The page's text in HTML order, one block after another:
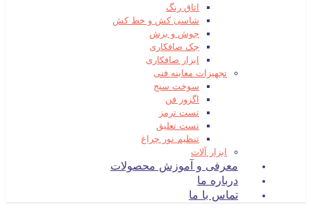
اتاق رنگ
شاسی کش و خط کش
جوش و برش
جک صافکاری
ابزار صافکاری
تجهیزات معاینه فنی
سوخت سنج
اگزوز فن
تست ترمز
تست تعلیق
تنظیم نور چراغ
ابزار آلات
معرفی و آموزش محصولات
درباره ما
تماس با ما